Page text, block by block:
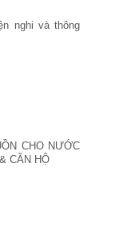
nghi và thông
CHO NƯỚC
CĂN HỘ